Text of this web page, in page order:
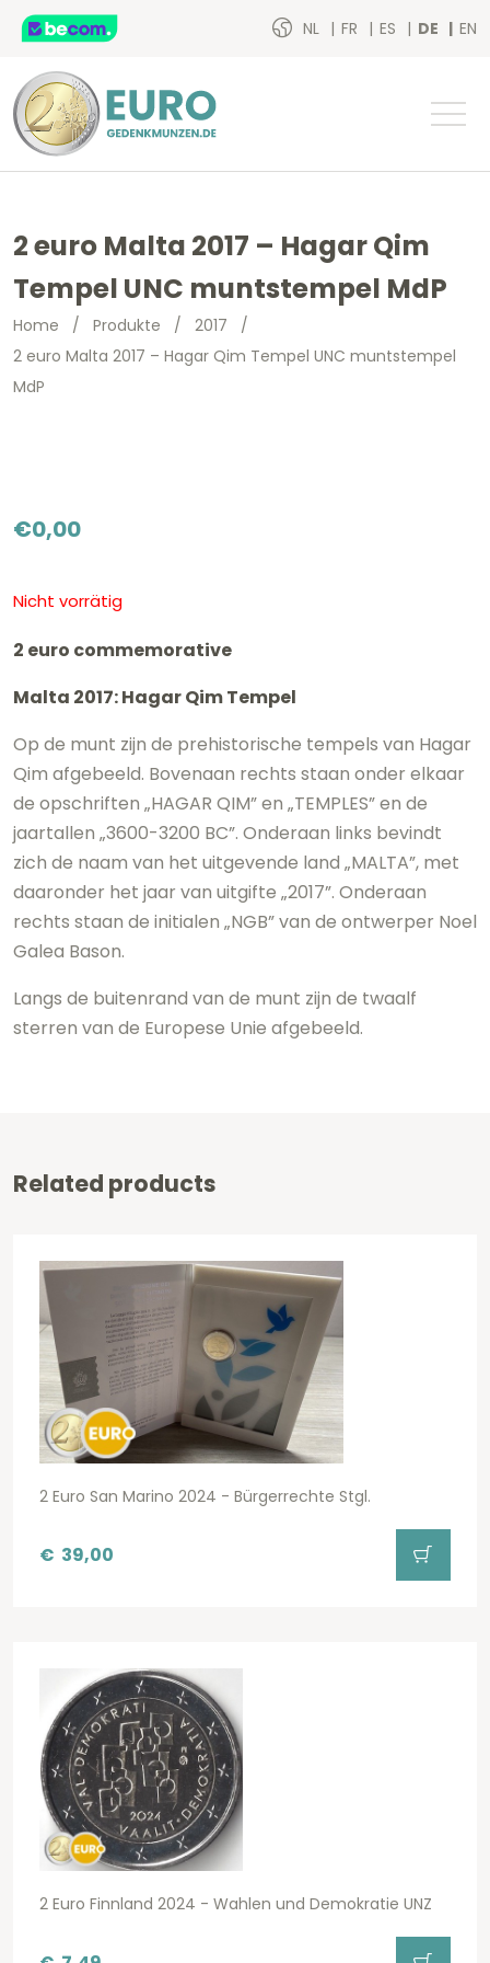
NL FR ES DE EN
2 euro Malta 2017 – Hagar Qim
Tempel UNC muntstempel MdP
Home / Produkte / 2017 /
2 euro Malta 2017 – Hagar Qim Tempel UNC muntstempel
MdP
€0,00
Nicht vorrätig
2 euro commemorative
Malta 2017: Hagar Qim Tempel
Op de munt zijn de prehistorische tempels van Hagar
Qim afgebeeld. Bovenaan rechts staan onder elkaar
de opschriften „HAGAR QIM” en „TEMPLES” en de
jaartallen „3600-3200 BC”. Onderaan links bevindt
zich de naam van het uitgevende land „MALTA”, met
daaronder het jaar van uitgifte „2017”. Onderaan
rechts staan de initialen „NGB” van de ontwerper Noel
Galea Bason.
Langs de buitenrand van de munt zijn de twaalf
sterren van de Europese Unie afgebeeld.
Related products
2 Euro San Marino 2024 - Bürgerrechte Stgl.
€ 39,00
2 Euro Finnland 2024 - Wahlen und Demokratie UNZ